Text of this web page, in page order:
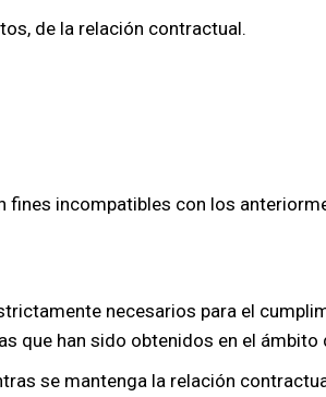
de la relación contractual.
incompatibles con los
necesarios para el
que han sido obtenidos en el
se mantenga la relación